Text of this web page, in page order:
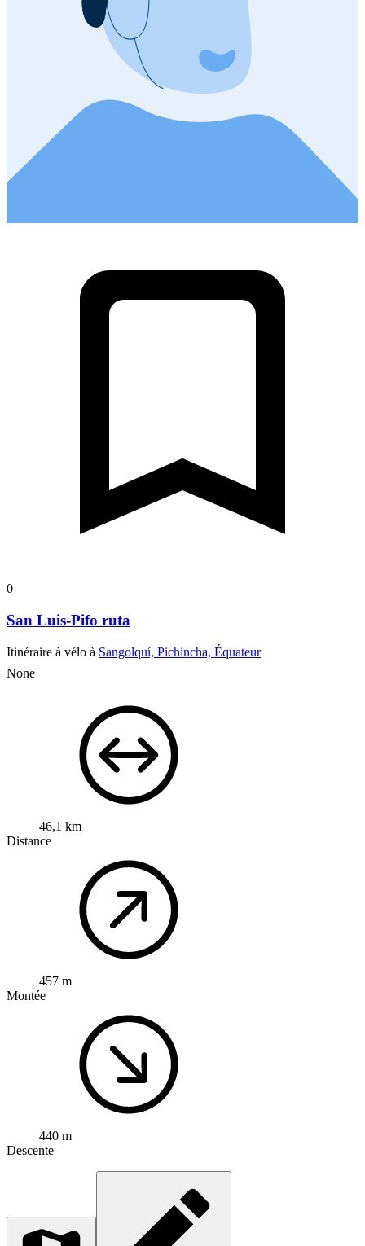
0
San Luis-Pifo ruta
Itinéraire à vélo à Sangolquí, Pichincha, Équateur
None
46,1 km
Distance
457 m
Montée
440 m
Descente